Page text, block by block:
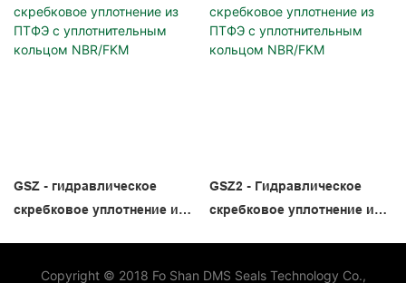
GSZ - гидравлическое
скребковое уплотнение из
GSZ2 - Гидравлическое
скребковое уплотнение из
Copyright © 2018 Fo Shan DMS Seals Technology Co.,